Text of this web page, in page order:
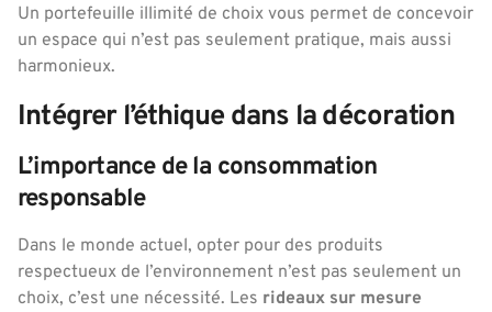
Un portefeuille illimité de choix vous permet de concevoir
un espace qui n’est pas seulement pratique, mais aussi
harmonieux.
Intégrer l’éthique dans la décoration
L’importance de la consommation
responsable
Dans le monde actuel, opter pour des produits
respectueux de l’environnement n’est pas seulement un
choix, c’est une nécessité. Les rideaux sur mesure